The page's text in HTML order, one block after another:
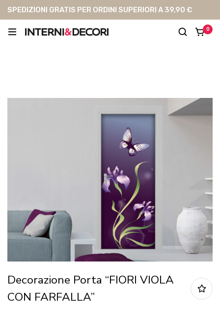
SPEDIZIONI GRATIS PER ORDINI SUPERIORI A 39,90 €
0
Decorazione Porta “FIORI VIOLA
CON FARFALLA”